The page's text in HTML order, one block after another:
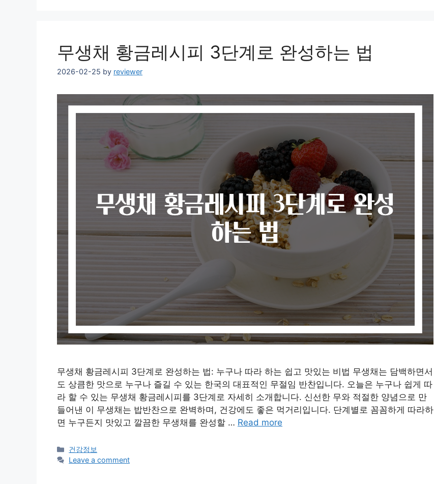
무생채 황금레시피 3단계로 완성하는 법
2026-02-25 by reviewer
무생채 황금레시피 3단계로 완성하는 법: 누구나 따라 하는 쉽고 맛있는 비법 무생채는 담백하면서
도 상큼한 맛으로 누구나 즐길 수 있는 한국의 대표적인 무절임 반찬입니다. 오늘은 누구나 쉽게 따
라 할 수 있는 무생채 황금레시피를 3단계로 자세히 소개합니다. 신선한 무와 적절한 양념으로 만
들어낸 이 무생채는 밥반찬으로 완벽하며, 건강에도 좋은 먹거리입니다. 단계별로 꼼꼼하게 따라하
면 누구든지 맛있고 깔끔한 무생채를 완성할 … Read more
Categories
건강정보
Leave a comment